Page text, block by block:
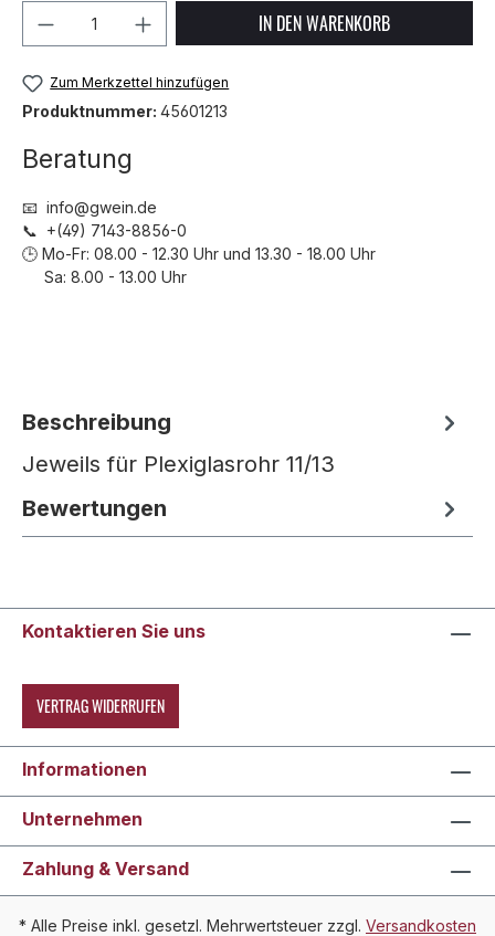
Produkt Anzahl: Gib denIN DEN WARENKORB
Zum Merkzettel hinzufügen
Produktnummer: 45601213
Beratung
📧 info@gwein.de
📞 +(49) 7143-8856-0
🕒 Mo-Fr: 08.00 - 12.30 Uhr und 13.30 - 18.00 Uhr
Sa: 8.00 - 13.00 Uhr
Beschreibung
Jeweils für Plexiglasrohr 11/13
Bewertungen
Kontaktieren Sie uns
VERTRAG WIDERRUFEN
Informationen
Unternehmen
Zahlung & Versand
* Alle Preise inkl. gesetzl. Mehrwertsteuer zzgl. Versandkosten